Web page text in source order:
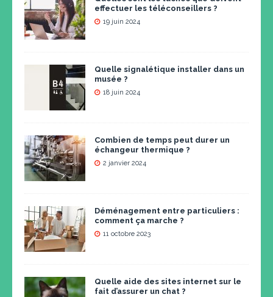
effectuer les téléconseillers ?
19 juin 2024
Quelle signalétique installer dans un
musée ?
18 juin 2024
Combien de temps peut durer un
échangeur thermique ?
2 janvier 2024
Déménagement entre particuliers :
comment ça marche ?
11 octobre 2023
Quelle aide des sites internet sur le
fait d’assurer un chat ?